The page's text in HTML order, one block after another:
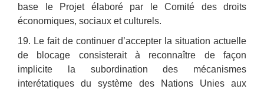
base le Projet élaboré par le Comité des droits
économiques, sociaux et culturels.
19. Le fait de continuer d’accepter la situation actuelle
de blocage consisterait à reconnaître de façon
implicite la subordination des mécanismes
interétatiques du système des Nations Unies aux